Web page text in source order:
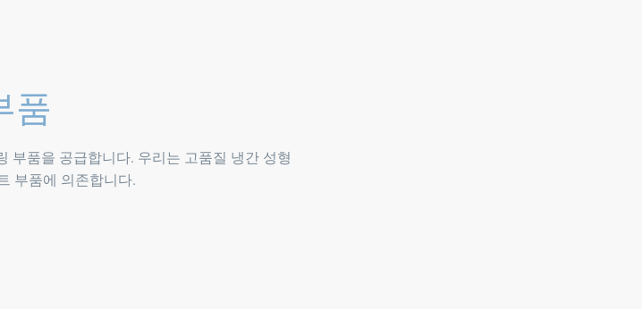
품
부품을 공급합니다. 우리는 고품질 냉간 성형
부품에 의존합니다.